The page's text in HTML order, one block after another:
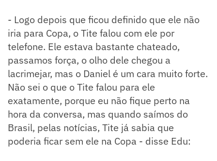
- Logo depois que ficou definido que ele não
iria para Copa, o Tite falou com ele por
telefone. Ele estava bastante chateado,
passamos força, o olho dele chegou a
lacrimejar, mas o Daniel é um cara muito forte.
Não sei o que o Tite falou para ele
exatamente, porque eu não fique perto na
hora da conversa, mas quando saímos do
Brasil, pelas notícias, Tite já sabia que
poderia ficar sem ele na Copa - disse Edu: